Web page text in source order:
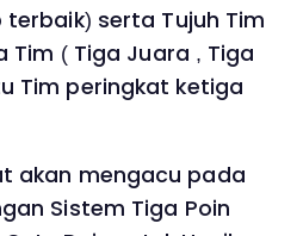
terbaik) serta Tujuh Tim
Tim ( Tiga Juara , Tiga
Tim peringkat ketiga
akan mengacu pada
Sistem Tiga Poin